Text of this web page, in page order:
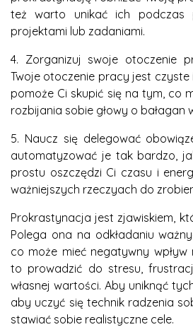
też warto unikać ich podczas
projektami lub zadaniami.
4. Zorganizuj swoje otoczenie
Twoje otoczenie pracy jest
pomoże Ci skupić się na tym, co
rozbijania sobie głowy o bałagan
5. Naucz się delegować
automatyzować je tak bardzo,
prostu oszczędzi Ci czasu i
ważniejszych rzeczyach do
Prokrastynacja jest zjawiskiem,
Polega ona na odkładaniu
co może mieć negatywny wpływ
to prowadzić do stresu,
własnej wartości. Aby uniknąć
aby uczyć się technik radzenia
stawiać sobie realistyczne cele.